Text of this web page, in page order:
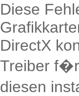
Diese
DirectX
Treiber
diesen